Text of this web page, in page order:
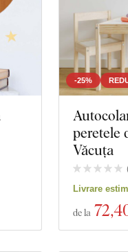
-25%
peretele
Văcuța
Livrare
de la 72